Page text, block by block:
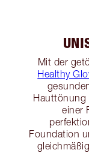
Mit der
Healthy
Hauttönung
einer
Foundation